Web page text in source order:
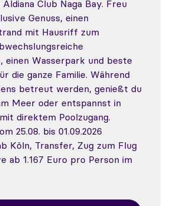
Club Naga Bay. Freu
Genuss, einen
mit Hausriff zum
einen Wasserpark und beste
die ganze Familie. Während
betreut werden, genießt du
Meer oder entspannst in
direktem Poolzugang.
25.08. bis 01.09.2026
Köln, Transfer, Zug zum Flug
ab 1.167 Euro pro Person im